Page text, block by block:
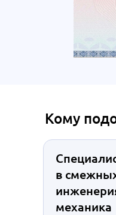
Кому
в
механика